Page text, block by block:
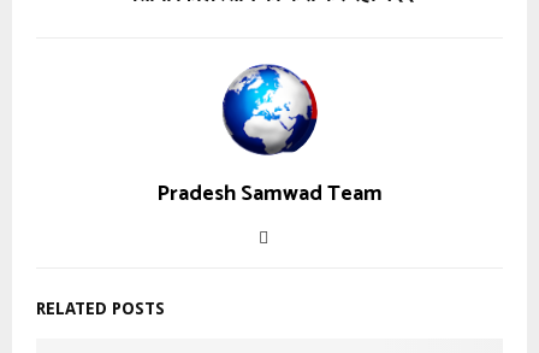
Pradesh Samwad Team
RELATED POSTS